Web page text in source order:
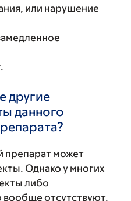
или нарушение
другие
данного
препарат может
Однако у многих
либо
вообще отсутствуют.